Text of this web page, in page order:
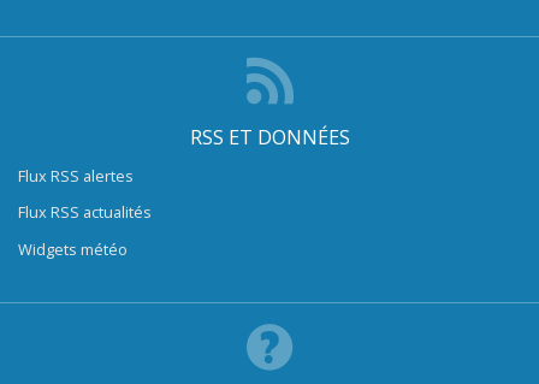
RSS ET DONNÉES
Flux RSS alertes
Flux RSS actualités
Widgets météo